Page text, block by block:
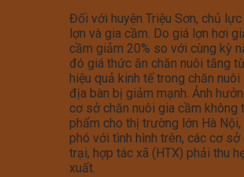
Đối với huyện Triệu Sơn, chủ
lợn và gia cầm. Do giá lợn hơi
cầm giảm 20% so với cùng kỳ
đó giá thức ăn chăn nuôi tăng
hiệu quả kinh tế trong chăn
địa bàn bị giảm mạnh. Ảnh
cơ sở chăn nuôi gia cầm không
phẩm cho thị trường lớn Hà
phó với tình hình trên, các cơ sở
trại, hợp tác xã (HTX) phải thu
xuất.